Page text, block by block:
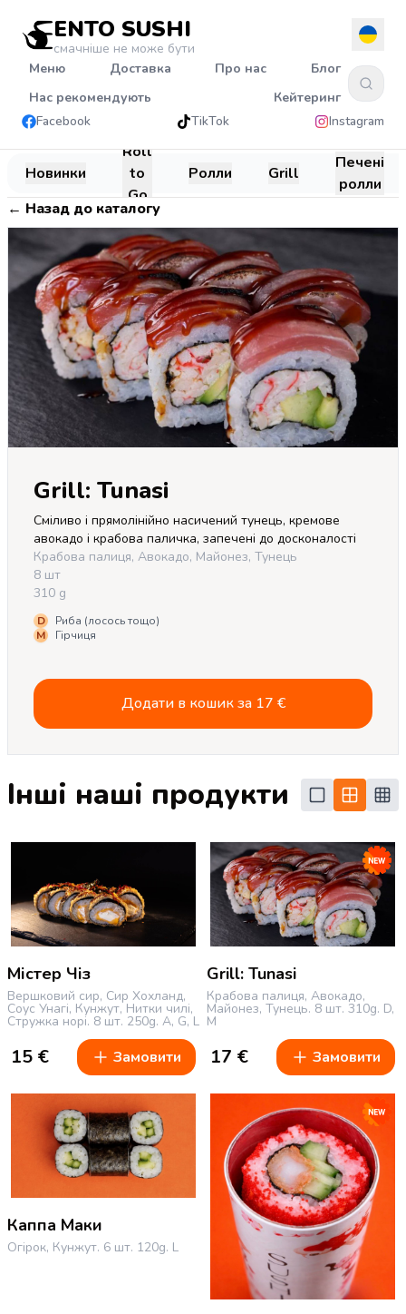
ENTO SUSHI
смачніше не може бути
Меню
Доставка Про нас
Блог
Нас рекомендують
Кейтеринг
Facebook
TikTok Instagram
Новинки
Roll
to
Go
Ролли Grill
Печені
ролли
← Назад до каталогу
Grill: Tunasi
Сміливо і прямолінійно насичений тунець, кремове
авокадо і крабова паличка, запечені до досконалості
Крабова палиця, Авокадо, Майонез, Тунець
8 шт
310 g
D
Риба (лосось тощо)
M
Гірчиця
Додати в кошик за 17 €
Інші наші продукти
Містер Чіз
Вершковий сир, Сир Хохланд,
Соус Унагі, Кунжут, Нитки чилі,
Стружка норі. 8 шт. 250g. A, G, L
15 € Замовити
Grill: Tunasi
Крабова палиця, Авокадо,
Майонез, Тунець. 8 шт. 310g. D,
M
17 € Замовити
Каппа Маки
Огірок, Кунжут. 6 шт. 120g. L